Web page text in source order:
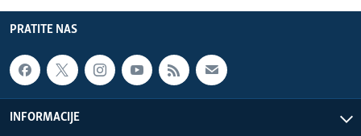
PRATITE NAS
INFORMACIJE